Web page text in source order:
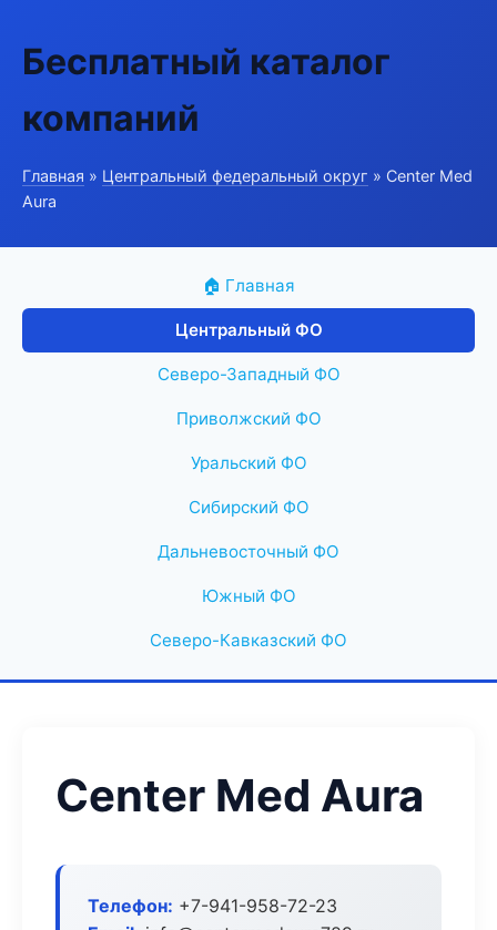
Бесплатный каталог
компаний
Главная » Центральный федеральный округ » Center Med
Aura
🏠 Главная
Центральный ФО
Северо-Западный ФО
Приволжский ФО
Уральский ФО
Сибирский ФО
Дальневосточный ФО
Южный ФО
Северо-Кавказский ФО
Center Med Aura
Телефон: +7-941-958-72-23